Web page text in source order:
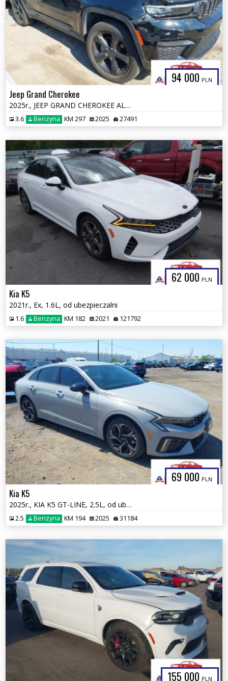
94 000 PLN
Jeep Grand Cherokee
2025r., JEEP GRAND CHEROKEE ALTITUDE X 4X4, 3.6L, od ubezpieczalni
3.6 Benzyna KM 297 2025 27491
62 000 PLN
Kia K5
2021r., Ex, 1.6L, od ubezpieczalni
1.6 Benzyna KM 182 2021 121792
69 000 PLN
Kia K5
2025r., KIA K5 GT-LINE, 2.5L, od ubezpieczalni
2.5 Benzyna KM 194 2025 31184
155 000 PLN